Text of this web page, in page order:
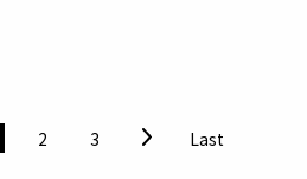
全民毫無動員意識，再多軍備也
城大學安全與新興科技中心
關演習的驗證、策進國軍的訓
這次的後備動員，主要是在驗證
2 3 Last